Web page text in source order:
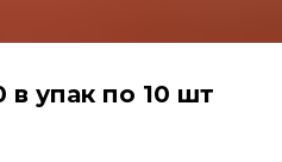
упак по 10 шт